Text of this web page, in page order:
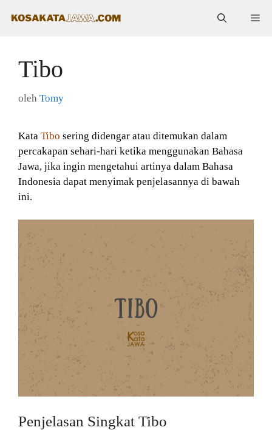
Tibo
oleh Tomy
Kata Tibo sering didengar atau ditemukan dalam
percakapan sehari-hari ketika menggunakan Bahasa
Jawa, jika ingin mengetahui artinya dalam Bahasa
Indonesia dapat menyimak penjelasannya di bawah
ini.
Penjelasan Singkat Tibo